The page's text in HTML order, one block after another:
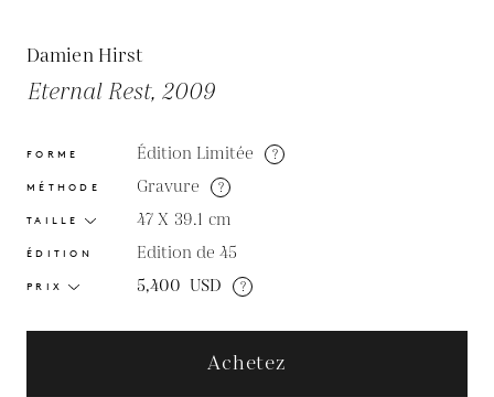
Damien Hirst
Eternal Rest, 2009
FORME Édition Limitée ?
MÉTHODE Gravure ?
TAILLE 47 X 39.1 cm
ÉDITION Edition de 45
PRIX 5,400 USD ?
Achetez